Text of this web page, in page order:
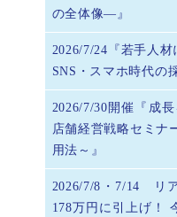
の全体像―』
2026/7/24『若手人材
SNS・スマホ時代の
2026/7/30開催『成
店舗経営戦略セミナ
用法～』
2026/7/8・7/14 リ
178万円に引上げ！